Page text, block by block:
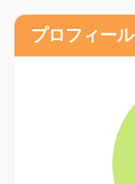
プロフィール